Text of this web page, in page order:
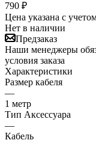
790 ₽
Цена указана с
Нет в наличии
Предзаказ
Наши менеджеры
условия заказа
Характеристики
Размер кабеля
—
1 метр
Тип Аксессуара
—
Кабель